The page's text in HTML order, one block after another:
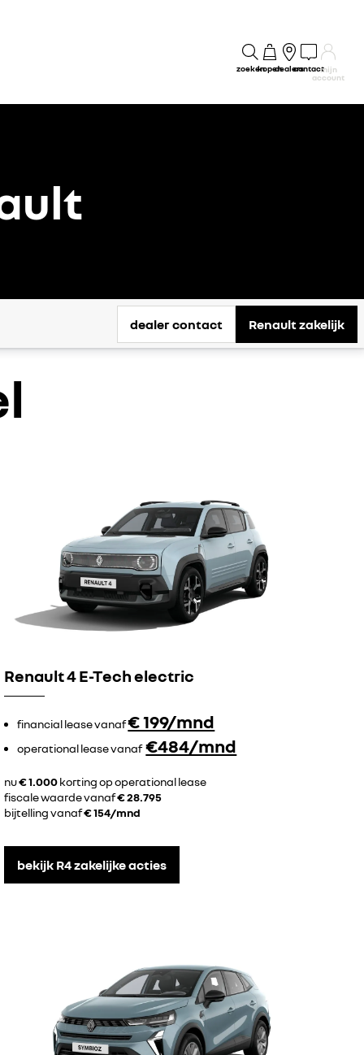
zoekenkopendealerscontactmijn
account
dealer contact Renault zakelijk
Renault 4 E-Tech electric
financial lease vanaf€ 199/mnd
operational lease vanaf€484/mnd
nu€ 1.000korting op operational lease
fiscale waarde vanaf€ 28.795
bijtelling vanaf€ 154/mnd
bekijk R4 zakelijke acties